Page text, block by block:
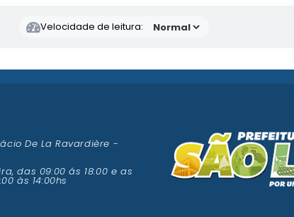
Velocidade de leitura:
De La Ravardière -
das 09:00 ás 18:00 e as
às 14:00hs